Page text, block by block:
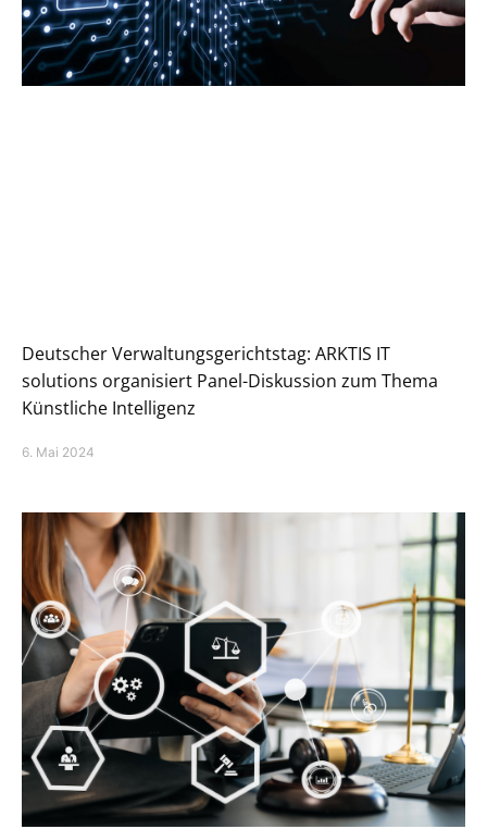
Deutscher Verwaltungsgerichtstag: ARKTIS IT
solutions organisiert Panel-Diskussion zum Thema
Künstliche Intelligenz
6. Mai 2024